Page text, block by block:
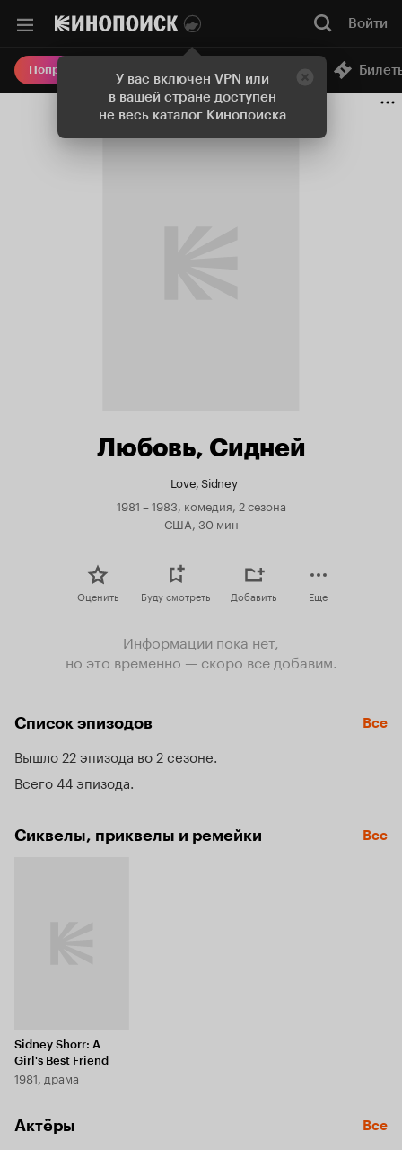
У вас включен VPN или
в вашей стране доступен
не весь каталог Кинопоиска
Войти
Попробовать Плюс Онлайн-кинотеатр
Любовь, Сидней
Love, Sidney
1981 – 1983, комедия, 2 сезона
США, 30 мин
Оценить Буду смотреть Добавить Еще
Информации пока нет,
но это временно — скоро все добавим.
Список эпизодов Все
Вышло 22 эпизода во 2 сезоне
Всего 44 эпизода
Сиквелы, приквелы и ремейки Все
Sidney Shorr: A
Girl's Best Friend
1981, драма
Актёры Все